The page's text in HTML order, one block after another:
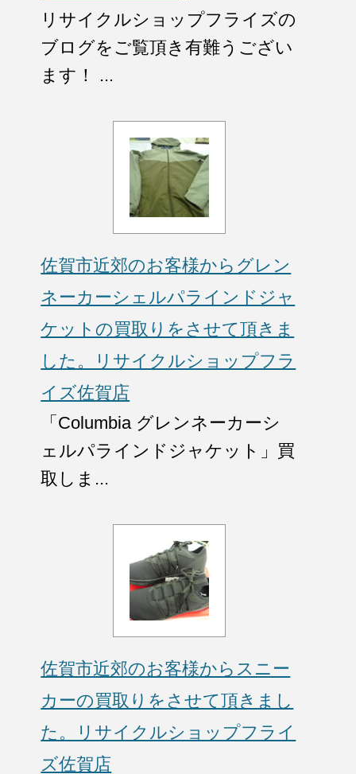
リサイクルショップフライズの
ブログをご覧頂き有難うござい
ます！ ...
佐賀市近郊のお客様からグレン
ネーカーシェルパラインドジャ
ケットの買取りをさせて頂きま
した。リサイクルショップフラ
イズ佐賀店
「Columbia グレンネーカーシ
ェルパラインドジャケット」買
取しま...
佐賀市近郊のお客様からスニー
カーの買取りをさせて頂きまし
た。リサイクルショップフライ
ズ佐賀店